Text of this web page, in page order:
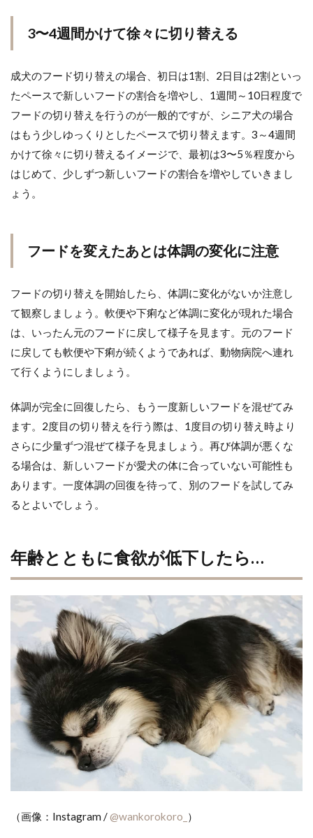
3〜4週間かけて徐々に切り替える
成犬のフード切り替えの場合、初日は1割、2日目は2割といっ
たペースで新しいフードの割合を増やし、1週間～10日程度で
フードの切り替えを行うのが一般的ですが、シニア犬の場合
はもう少しゆっくりとしたペースで切り替えます。3～4週間
かけて徐々に切り替えるイメージで、最初は3〜5％程度から
はじめて、少しずつ新しいフードの割合を増やしていきまし
ょう。
フードを変えたあとは体調の変化に注意
フードの切り替えを開始したら、体調に変化がないか注意し
て観察しましょう。軟便や下痢など体調に変化が現れた場合
は、いったん元のフードに戻して様子を見ます。元のフード
に戻しても軟便や下痢が続くようであれば、動物病院へ連れ
て行くようにしましょう。
体調が完全に回復したら、もう一度新しいフードを混ぜてみ
ます。2度目の切り替えを行う際は、1度目の切り替え時より
さらに少量ずつ混ぜて様子を見ましょう。再び体調が悪くな
る場合は、新しいフードが愛犬の体に合っていない可能性も
あります。一度体調の回復を待って、別のフードを試してみ
るとよいでしょう。
年齢とともに食欲が低下したら…
（画像：Instagram /@wankorokoro_ ）